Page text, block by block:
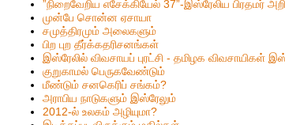
”நிறைவேறிய எசேக்கியேல் 37”-இஸ்ரேலிய பிரதமர்
முன்பே சொன்ன ஏசாயா
சமுத்திரமும் அலைகளும்
பிற புற தீர்க்கதரிசனங்கள்
இஸ்ரேலில் விவசாயப் புரட்சி - தமிழக விவசாயிகள்
குறுகாமல் பெருகவேண்டும்
மீண்டும் சனகெரிப் சங்கம்?
அராபிய நாடுகளும் இஸ்ரேலும்
2012-ல் உலகம் அழியுமா?